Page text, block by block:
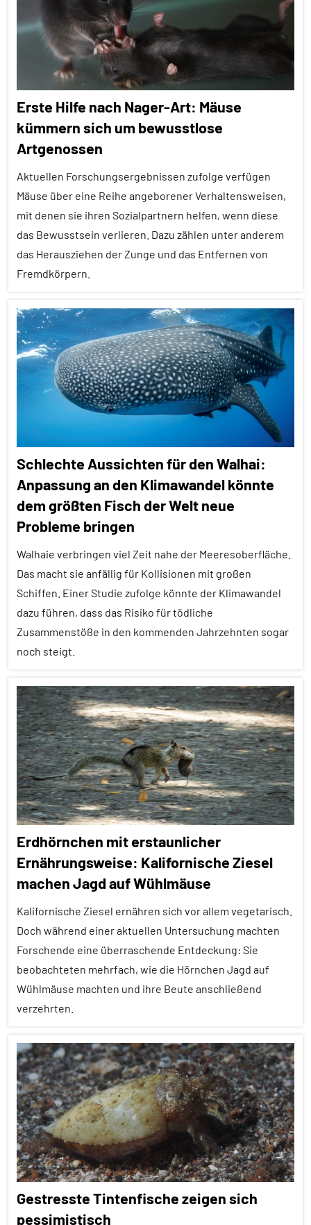
Themen
Tiergruppen
aktuell
Fortpflanzung
In
aller
Kopffüßer
Sozialverhalten
Wirbellose
Erste Hilfe nach Nager-Art: Mäuse
kümmern sich um bewusstlose
Artgenossen
Aktuellen Forschungsergebnissen zufolge verfügen
Mäuse über eine Reihe angeborener Verhaltensweisen,
mit denen sie ihren Sozialpartnern helfen, wenn diese
das Bewusstsein verlieren. Dazu zählen unter anderem
das Herausziehen der Zunge und das Entfernen von
Fremdkörpern.
Alle
Artikel
Alle
Themen
Forschung
aktuell
Säugetiere
Schlechte Aussichten für den Walhai:
Anpassung an den Klimawandel könnte
dem größten Fisch der Welt neue
Probleme bringen
Walhaie verbringen viel Zeit nahe der Meeresoberfläche.
Das macht sie anfällig für Kollisionen mit großen
Schiffen. Einer Studie zufolge könnte der Klimawandel
dazu führen, dass das Risiko für tödliche
Zusammenstöße in den kommenden Jahrzehnten sogar
noch steigt.
Alle
Artikel
Alle
Themen
Alle
Tiergruppen
Fische
Forschung
aktuell
Klimawandel
und
Sterberisiko
Wirbeltiere
Erdhörnchen mit erstaunlicher
Ernährungsweise: Kalifornische Ziesel
machen Jagd auf Wühlmäuse
Kalifornische Ziesel ernähren sich vor allem vegetarisch.
Doch während einer aktuellen Untersuchung machten
Forschende eine überraschende Entdeckung: Sie
beobachteten mehrfach, wie die Hörnchen Jagd auf
Wühlmäuse machten und ihre Beute anschließend
verzehrten.
Alle
Artikel
Alle
Themen
Alle
Tiergruppen
Empfohlene
Artikel
Ernährung
Gestresste Tintenfische zeigen sich
pessimistisch